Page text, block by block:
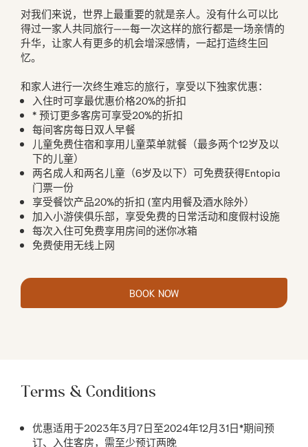
对我们来说，世界上最重要的就是亲人。没有什么可以比
得过一家人共同旅行——每一次这样的旅行都是一场亲情的
升华，让家人有更多的机会增深感情，一起打造终生回
忆。
和家人进行一次终生难忘的旅行，享受以下独家优惠：
入住时可享最优惠价格20%的折扣
* 预订更多客房可享受20%的折扣
每间客房每日双人早餐
儿童免费住宿和享用儿童菜单就餐（最多两个12岁及以
下的儿童）
两名成人和两名儿童（6岁及以下）可免费获得Entopia
门票一份
享受餐饮产品20%的折扣 (室内用餐及酒水除外）
加入小游侠俱乐部，享受免费的日常活动和度假村设施
每次入住可免费享用房间的迷你冰箱
免费使用无线上网
BOOK NOW
Terms & Conditions
优惠适用于2023年3月7日至2024年12月31日*期间预
订、入住客房，需至少预订两晚